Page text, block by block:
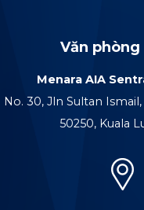
Văn
Menara AIA
No. 30, Jln Sultan
50250, Kuala